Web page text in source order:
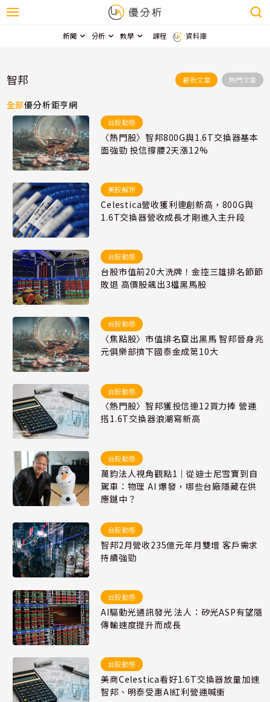
新聞 分析 教學 課程 資料庫
智邦 最新文章 熱門文章
全部優分析鉅亨網
台股動態
〈熱門股〉智邦800G與1.6T交換器基本
面強勁 投信撐腰2天漲12%
美股解析
Celestica營收獲利連創新高，800G與
1.6T交換器營收成長才剛進入主升段
台股動態
台股市值前20大洗牌！金控三雄排名節節
敗退 高價股飆出3檔黑馬股
台股動態
〈焦點股〉市值排名竄出黑馬 智邦晉身兆
元俱樂部擠下國泰金成第10大
台股動態
〈熱門股〉智邦獲投信連12買力捧 營運
搭1.6T交換器浪潮寫新高
台股動態
萬鈞法人視角觀點1｜從迪士尼雪寶到自
駕車：物理 AI 爆發，哪些台廠隱藏在供
應鏈中？
台股動態
智邦2月營收235億元年月雙增 客戶需求
持續強勁
台股動態
AI驅動光通訊發光 法人：矽光ASP有望隨
傳輸速度提升而成長
台股動態
美商Celestica看好1.6T交換器放量加速
智邦、明泰受惠AI紅利營運喊衝